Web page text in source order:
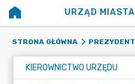
URZĄD MIASTA
STRONA GŁÓWNA PREZYDENT
KIEROWNICTWO URZĘDU